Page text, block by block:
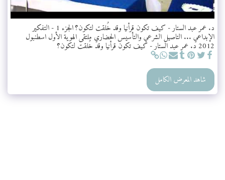
د. عمر عبد الستار - كيف تكون قرأنيا وقد خُلقت لتكون؟ الجزء 1 - التفكير
الإبداعي ... التاصيل الشرعي والتأسيس الحضاري ملتقى الهوية الأول اسطنبول
2012 د. عمر عبد الستار - كيف تكون قرأنيا وقد خُلقت لتكون؟
شاهد المعرض الكامل